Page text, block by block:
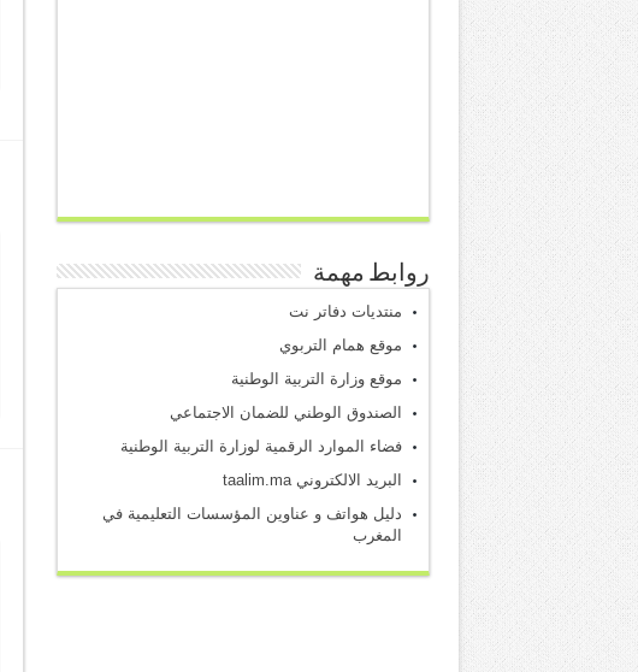
روابط مهمة
منتديات دفاتر نت
موقع همام التربوي
موقع وزارة التربية الوطنية
الصندوق الوطني للضمان الاجتماعي
فضاء الموارد الرقمية لوزارة التربية الوطنية
البريد الالكتروني taalim.ma
دليل هواتف و عناوين المؤسسات التعليمية في
المغرب